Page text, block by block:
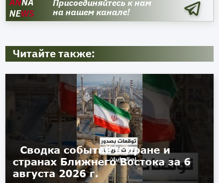
NEWS
Присоединяйтесь к нам
на нашем канале!
Читайте также:
Сводка событий в Иране и
странах Ближнего Востока за 6
августа 2026 г.